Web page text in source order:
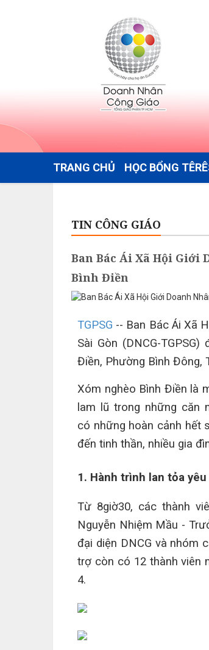
TRANG CHỦ HỌC BỔNG
TIN CÔNG GIÁO
Ban Bác Ái Xã Hội Giới
Bình Điền
TGPSG -- Ban Bác Ái Xã
Sài Gòn (DNCG-
Điền, Phường Bình Đông,
Xóm nghèo Bình Điền là
lam lũ trong những căn
có những hoàn cảnh hết
đến tinh thần, nhiều gia
1. Hành trình lan tỏa
Từ 8giờ30, các thành
Nguyễn Nhiệm Mầu -
đại diện DNCG và nhóm
trợ còn có 12 thành viên
4.